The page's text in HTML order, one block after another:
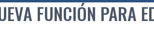
FUNCIÓN PARA